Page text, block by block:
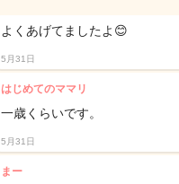
よくあげてましたよ😊
5月31日
はじめてのママリ
一歳くらいです。
5月31日
まー